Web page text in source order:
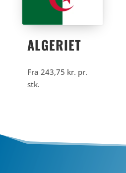
ALGERIET
Fra 243,75 kr. pr.
stk.